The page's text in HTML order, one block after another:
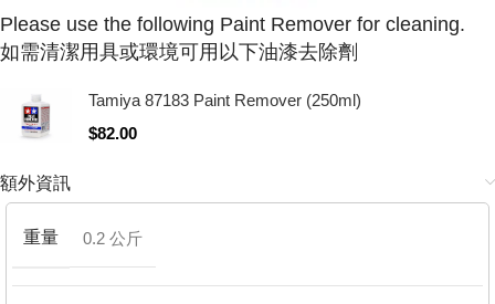
Please use the following Paint Remover for cleaning.
如需清潔用具或環境可用以下油漆去除劑
Tamiya 87183 Paint Remover (250ml)
$82.00
額外資訊
重量 0.2 公斤